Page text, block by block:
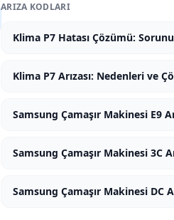
ARIZA KODLARI
Klima P7 Hatası Çözümü:
Klima P7 Arızası: Nedenleri ve
Samsung Çamaşır Makinesi E9
Samsung Çamaşır Makinesi 3C
Samsung Çamaşır Makinesi DC